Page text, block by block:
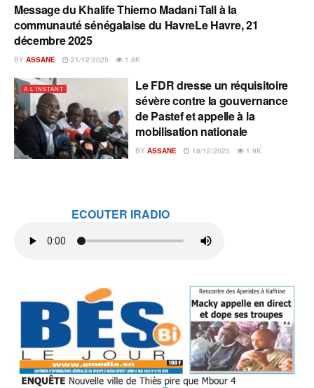
A L'INSTANT
Message du Khalife Thierno Madani Tall à la
communauté sénégalaise du HavreLe Havre, 21
décembre 2025
BY ASSANE 21/12/2025 1.8K
A L'INSTANT
Le FDR dresse un réquisitoire
sévère contre la gouvernance
de Pastef et appelle à la
mobilisation nationale
BY ASSANE 18/12/2025 1.9K
ECOUTER IRADIO